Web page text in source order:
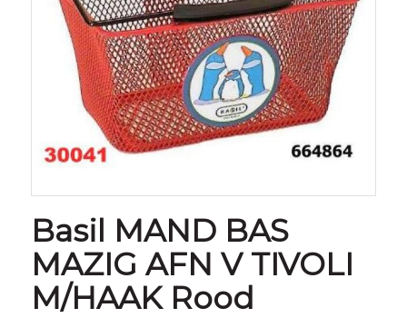
Basil MAND BAS
MAZIG AFN V TIVOLI
M/HAAK Rood